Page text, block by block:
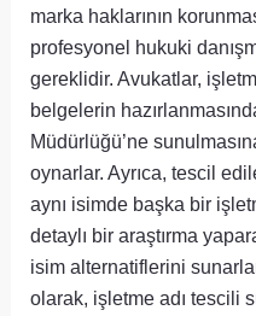
marka haklarının
profesyonel hukuki
gereklidir. Avukatlar,
belgelerin
Müdürlüğü’ne
oynarlar. Ayrıca, tescil
aynı isimde başka bir
detaylı bir araştırma
isim alternatiflerini
olarak, işletme adı tescili